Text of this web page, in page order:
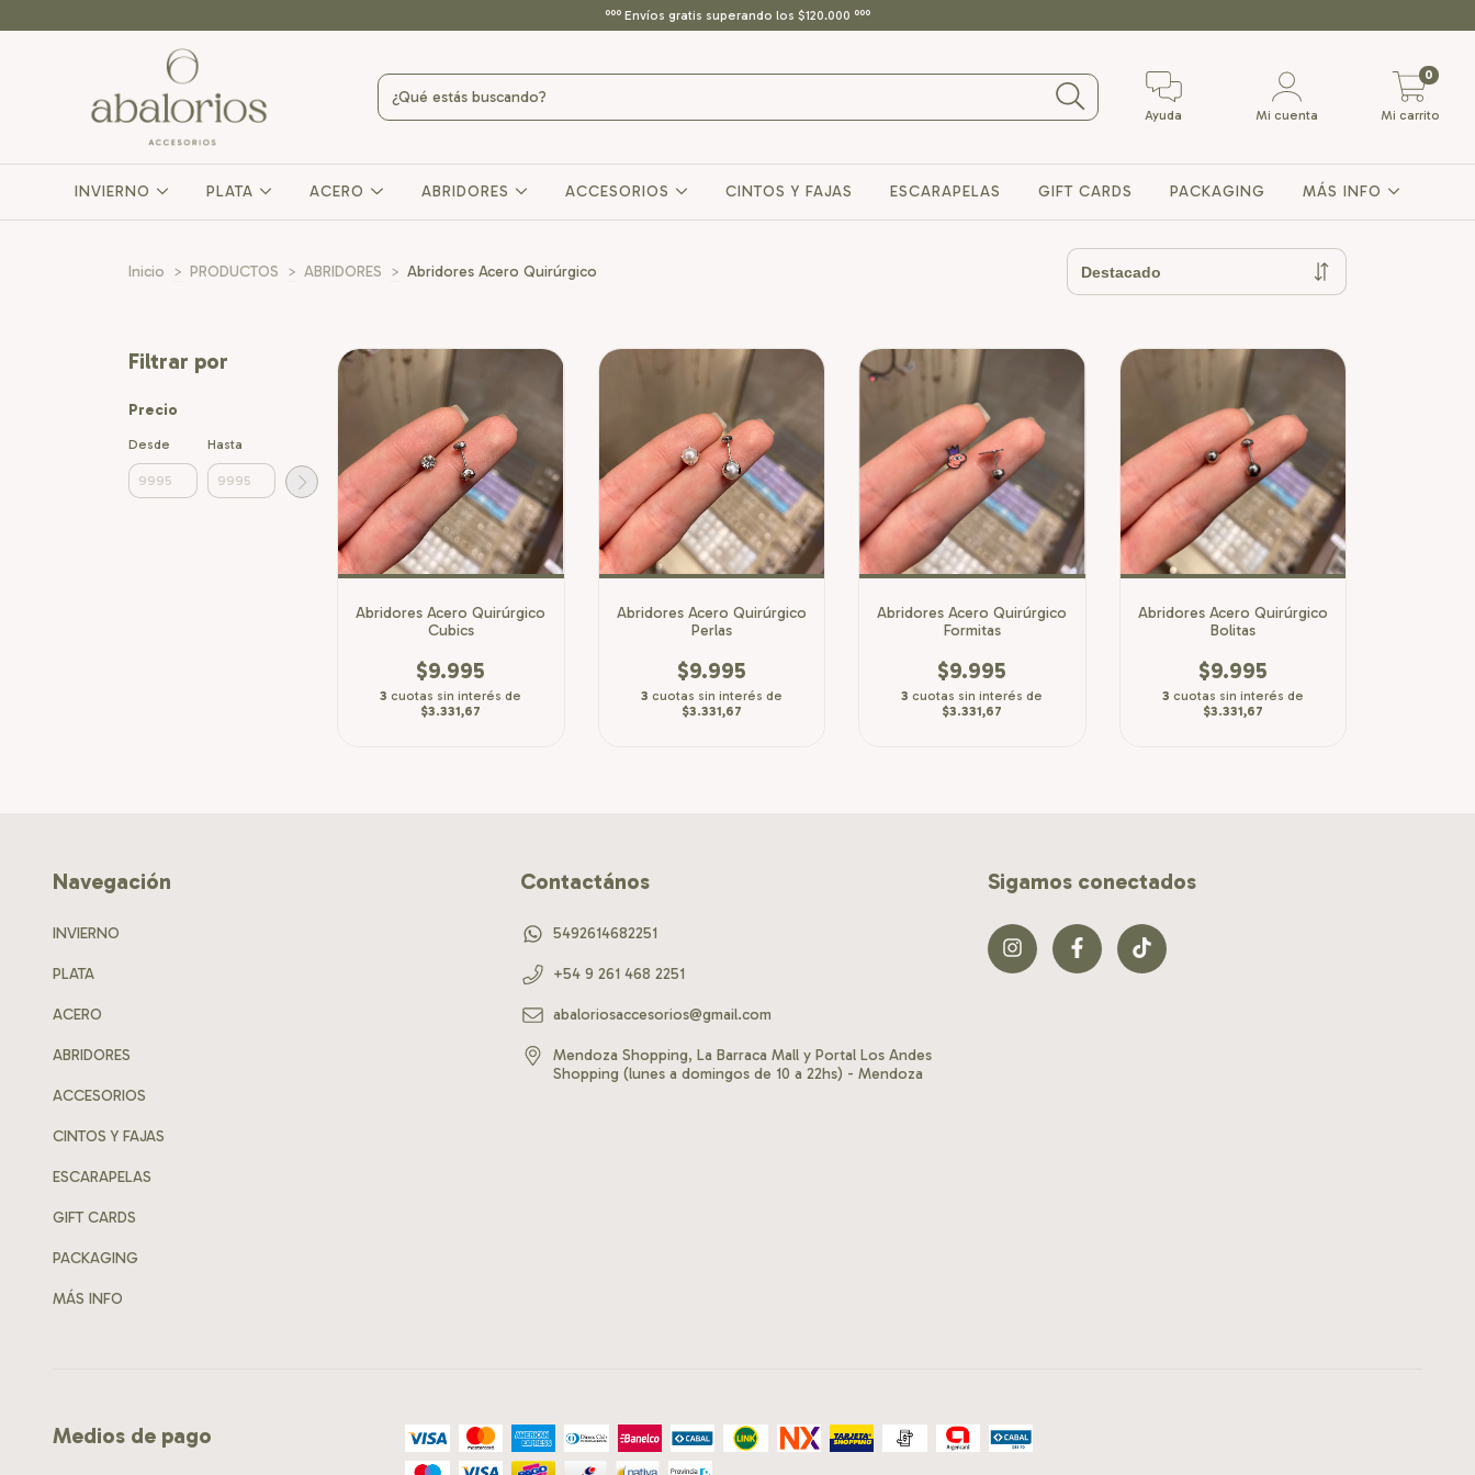
ººº Envíos gratis superando los $120.000 ººº
Ayuda Mi cuenta Mi carrito
0
INVIERNO PLATA ACERO ABRIDORES ACCESORIOS CINTOS Y FAJAS ESCARAPELAS GIFT CARDS PACKAGING MÁS INFO
Inicio > PRODUCTOS > ABRIDORES > Abridores Acero Quirúrgico
Filtrar por
Precio
Desde Hasta
Abridores Acero Quirúrgico
Cubics
$9.995
3 cuotas sin interés de
$3.331,67
Abridores Acero Quirúrgico
Perlas
$9.995
3 cuotas sin interés de
$3.331,67
Abridores Acero Quirúrgico
Formitas
$9.995
3 cuotas sin interés de
$3.331,67
Abridores Acero Quirúrgico
Bolitas
$9.995
3 cuotas sin interés de
$3.331,67
Navegación
INVIERNO
PLATA
ACERO
ABRIDORES
ACCESORIOS
CINTOS Y FAJAS
ESCARAPELAS
GIFT CARDS
PACKAGING
MÁS INFO
Contactános
5492614682251
+54 9 261 468 2251
abaloriosaccesorios@gmail.com
Mendoza Shopping, La Barraca Mall y Portal Los Andes
Shopping (lunes a domingos de 10 a 22hs) - Mendoza
Sigamos conectados
Medios de pago